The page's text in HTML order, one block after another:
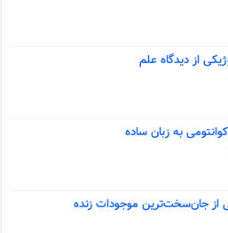
از دیدگاه علم
به زبان ساده
از جان‌سخت‌ترین موجودات زنده